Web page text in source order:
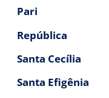
Pari
República
Santa Cecília
Santa Efigênia